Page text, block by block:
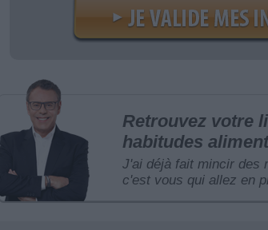
Retrouvez votre
habitudes
J'ai déjà fait mincir des
c'est vous qui allez en